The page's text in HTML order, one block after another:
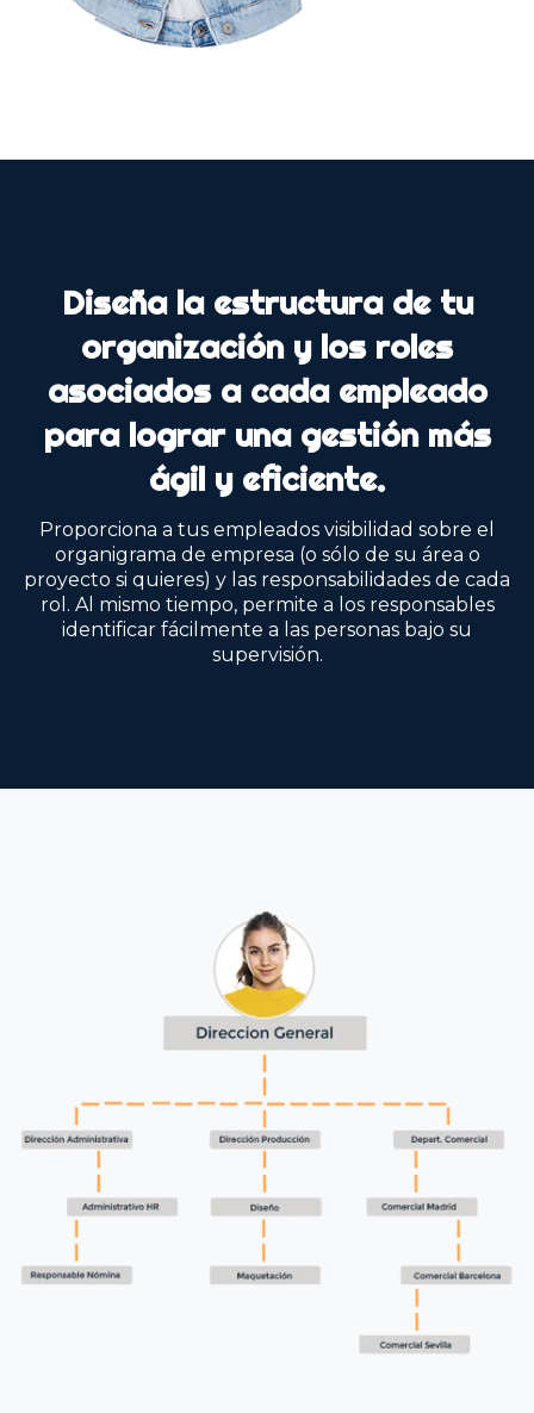
Diseña la estructura de tu
organización y los roles
asociados a cada empleado
para lograr una gestión más
ágil y eficiente.
Proporciona a tus empleados visibilidad sobre el
organigrama de empresa (o sólo de su área o
proyecto si quieres) y las responsabilidades de cada
rol. Al mismo tiempo, permite a los responsables
identificar fácilmente a las personas bajo su
supervisión.